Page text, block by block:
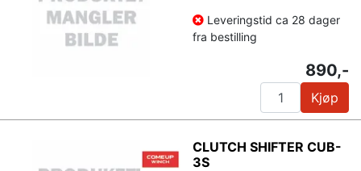
Leveringstid ca 28 dager
fra bestilling
890,-
Kjøp
CLUTCH SHIFTER CUB-
3S